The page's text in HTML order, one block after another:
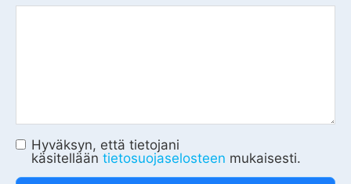
Hyväksyn, että tietojani
käsitellään tietosuojaselosteen mukaisesti.